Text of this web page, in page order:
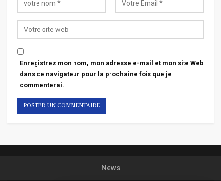
Enregistrez mon nom, mon adresse e-mail et mon site Web
dans ce navigateur pour la prochaine fois que je
commenterai.
News